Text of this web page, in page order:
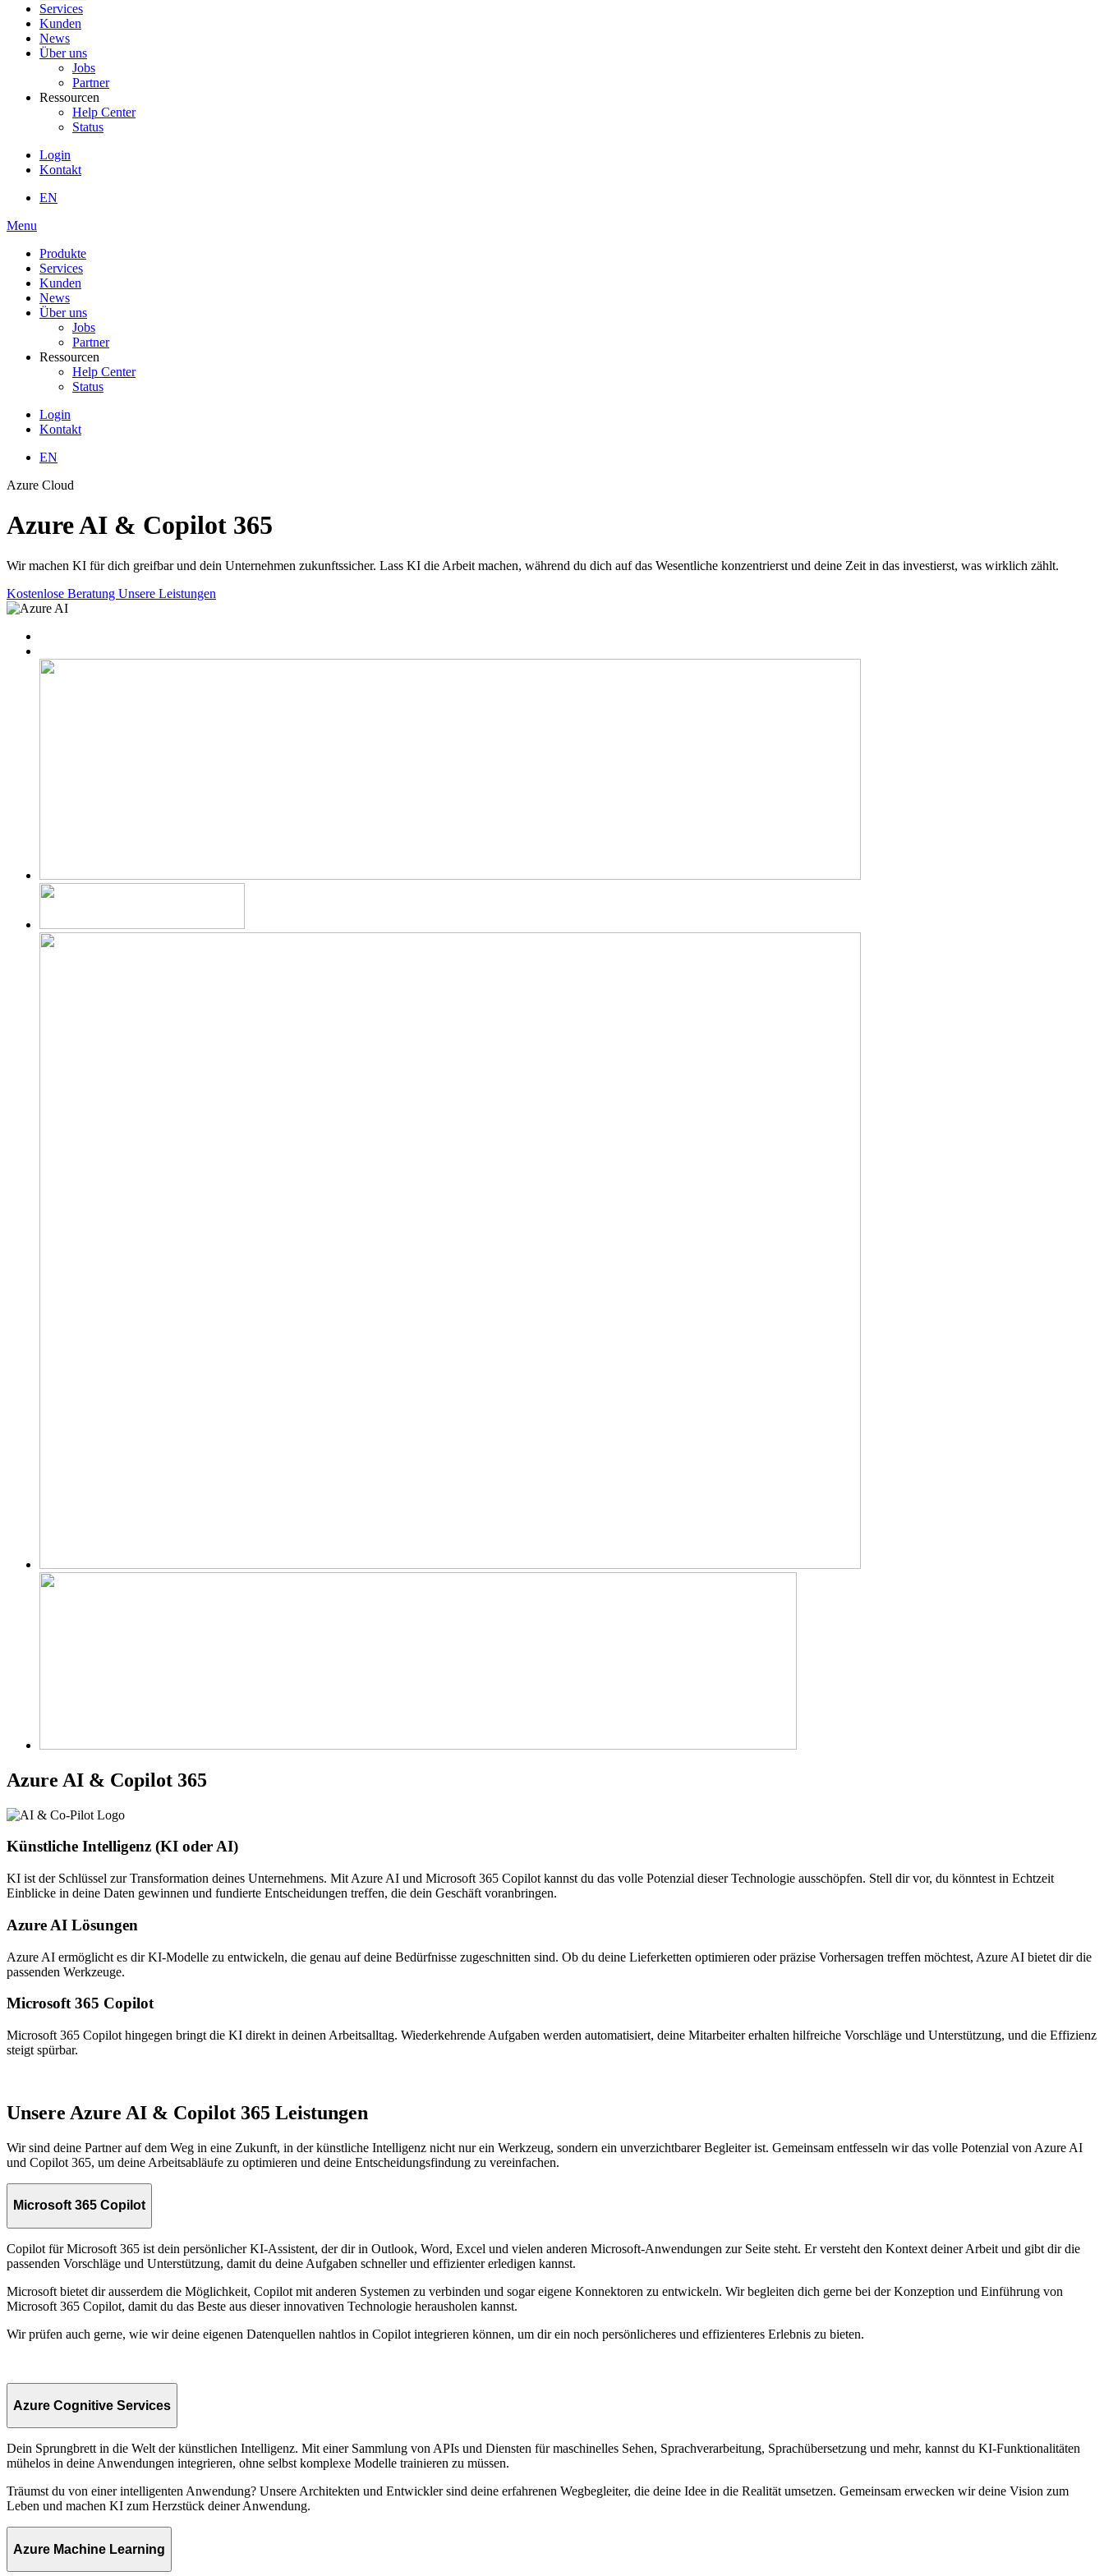
Services
Kunden
News
Über uns
Jobs
Partner
Ressourcen
Help Center
Status
Login
Kontakt
EN
Menu
Produkte
Services
Kunden
News
Über uns
Jobs
Partner
Ressourcen
Help Center
Status
Login
Kontakt
EN
Azure Cloud
Azure AI & Copilot 365
Wir machen KI für dich greifbar und dein Unternehmen zukunftssicher. Lass KI die Arbeit machen, während du dich auf das Wesentliche konzentrierst und deine Zeit in das investierst, was wirklich zählt.
Kostenlose Beratung Unsere Leistungen
Azure AI & Copilot 365
Künstliche Intelligenz (KI oder AI)
KI ist der Schlüssel zur Transformation deines Unternehmens. Mit Azure AI und Microsoft 365 Copilot kannst du das volle Potenzial dieser Technologie ausschöpfen. Stell dir vor, du könntest in Echtzeit
Einblicke in deine Daten gewinnen und fundierte Entscheidungen treffen, die dein Geschäft voranbringen.
Azure AI Lösungen
Azure AI ermöglicht es dir KI-Modelle zu entwickeln, die genau auf deine Bedürfnisse zugeschnitten sind. Ob du deine Lieferketten optimieren oder präzise Vorhersagen treffen möchtest, Azure AI bietet dir die
passenden Werkzeuge.
Microsoft 365 Copilot
Microsoft 365 Copilot hingegen bringt die KI direkt in deinen Arbeitsalltag. Wiederkehrende Aufgaben werden automatisiert, deine Mitarbeiter erhalten hilfreiche Vorschläge und Unterstützung, und die Effizienz
steigt spürbar.
Unsere Azure AI & Copilot 365 Leistungen
Wir sind deine Partner auf dem Weg in eine Zukunft, in der künstliche Intelligenz nicht nur ein Werkzeug, sondern ein unverzichtbarer Begleiter ist. Gemeinsam entfesseln wir das volle Potenzial von Azure AI
und Copilot 365, um deine Arbeitsabläufe zu optimieren und deine Entscheidungsfindung zu vereinfachen.
Microsoft 365 Copilot
Copilot für Microsoft 365 ist dein persönlicher KI-Assistent, der dir in Outlook, Word, Excel und vielen anderen Microsoft-Anwendungen zur Seite steht. Er versteht den Kontext deiner Arbeit und gibt dir die
passenden Vorschläge und Unterstützung, damit du deine Aufgaben schneller und effizienter erledigen kannst.
Microsoft bietet dir ausserdem die Möglichkeit, Copilot mit anderen Systemen zu verbinden und sogar eigene Konnektoren zu entwickeln. Wir begleiten dich gerne bei der Konzeption und Einführung von
Microsoft 365 Copilot, damit du das Beste aus dieser innovativen Technologie herausholen kannst.
Wir prüfen auch gerne, wie wir deine eigenen Datenquellen nahtlos in Copilot integrieren können, um dir ein noch persönlicheres und effizienteres Erlebnis zu bieten.
Azure Cognitive Services
Dein Sprungbrett in die Welt der künstlichen Intelligenz. Mit einer Sammlung von APIs und Diensten für maschinelles Sehen, Sprachverarbeitung, Sprachübersetzung und mehr, kannst du KI-Funktionalitäten
mühelos in deine Anwendungen integrieren, ohne selbst komplexe Modelle trainieren zu müssen.
Träumst du von einer intelligenten Anwendung? Unsere Architekten und Entwickler sind deine erfahrenen Wegbegleiter, die deine Idee in die Realität umsetzen. Gemeinsam erwecken wir deine Vision zum
Leben und machen KI zum Herzstück deiner Anwendung.
Azure Machine Learning